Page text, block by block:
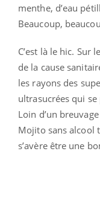
menthe, d’eau
Beaucoup,
C’est là le hic. Sur
de la cause
les rayons des
ultrasucrées qui se
Loin d’un
Mojito sans alcool
s’avère être une